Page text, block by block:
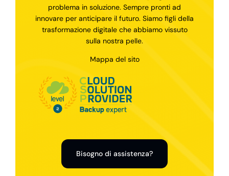
problema in soluzione. Sempre pronti ad
innovare per anticipare il futuro. Siamo figli della
trasformazione digitale che abbiamo vissuto
sulla nostra pelle.
Mappa del sito
Bisogno di assistenza?